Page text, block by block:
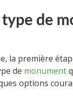
de
la première
de monument
options